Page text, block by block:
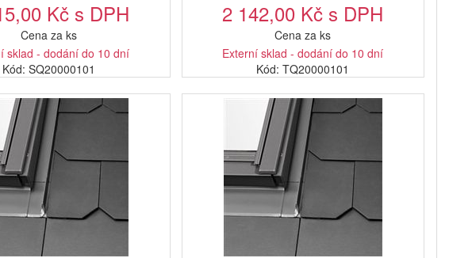
Kč s DPH
Cena za ks
sklad - dodání do 10 dní
Kód: SQ20000101
2 142,00 Kč s DPH
Cena za ks
Externí sklad - dodání do 10 dní
Kód: TQ20000101